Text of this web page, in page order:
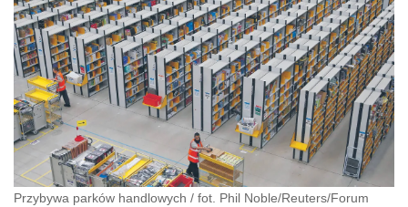
Przybywa parków handlowych / fot. Phil Noble/Reuters/Forum